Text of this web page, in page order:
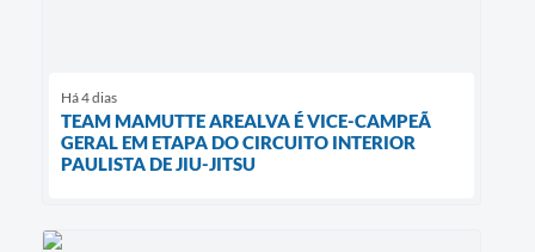
Há 4 dias
TEAM MAMUTTE AREALVA É VICE-CAMPEÃ
GERAL EM ETAPA DO CIRCUITO INTERIOR
PAULISTA DE JIU-JITSU